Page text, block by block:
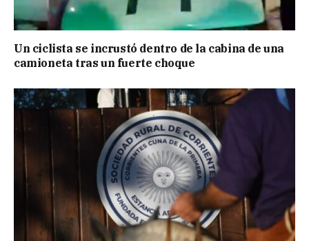
Un ciclista se incrustó dentro de la cabina de una
camioneta tras un fuerte choque